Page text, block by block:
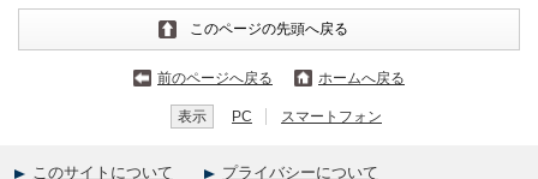
このページの先頭へ戻る
前のページへ戻る ホームへ戻る
表示 PC スマートフォン
このサイトについて
プライバシーについて